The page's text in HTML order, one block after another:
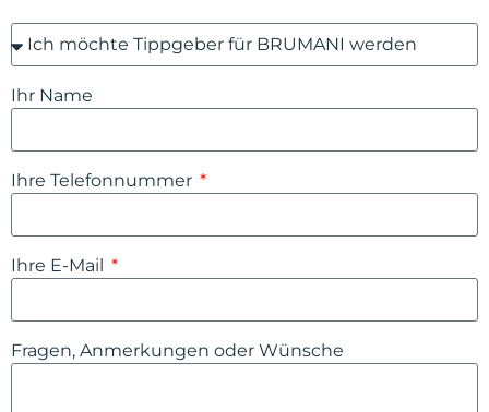
Ihr Name
Ihre Telefonnummer
Ihre E-Mail
Fragen, Anmerkungen oder Wünsche